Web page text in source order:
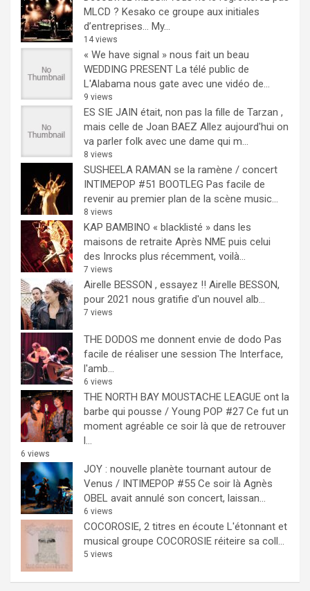
MLCD ? Kesako ce groupe aux initiales
d’entreprises… My...
14 views
« We have signal » nous fait un beau
WEDDING PRESENT La télé public de
L'Alabama nous gate avec une vidéo de...
9 views
ES SIE JAIN était, non pas la fille de Tarzan ,
mais celle de Joan BAEZ Allez aujourd'hui on
va parler folk avec une dame qui m...
8 views
SUSHEELA RAMAN se la ramène / concert
INTIMEPOP #51 BOOTLEG Pas facile de
revenir au premier plan de la scène music...
8 views
KAP BAMBINO « blacklisté » dans les
maisons de retraite Après NME puis celui
des Inrocks plus récemment, voilà...
7 views
Airelle BESSON , essayez !! Airelle BESSON,
pour 2021 nous gratifie d'un nouvel alb...
7 views
THE DODOS me donnent envie de dodo Pas
facile de réaliser une session The Interface,
l'amb...
6 views
THE NORTH BAY MOUSTACHE LEAGUE ont la
barbe qui pousse / Young POP #27 Ce fut un
moment agréable ce soir là que de retrouver
l...
6 views
JOY : nouvelle planète tournant autour de
Venus / INTIMEPOP #55 Ce soir là Agnès
OBEL avait annulé son concert, laissan...
6 views
COCOROSIE, 2 titres en écoute L'étonnant et
musical groupe COCOROSIE réiteire sa coll...
5 views